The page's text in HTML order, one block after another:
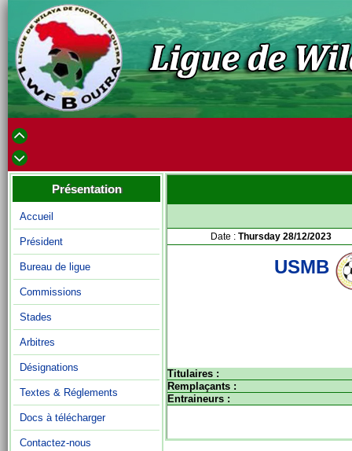
Présentation
Accueil
Président
Bureau de ligue
Commissions
Stades
Arbitres
Désignations
Textes & Réglements
Docs à télécharger
Contactez-nous
Date : Thursday 28/12/2023
USMB
Titulaires :
Remplaçants :
Entraineurs :